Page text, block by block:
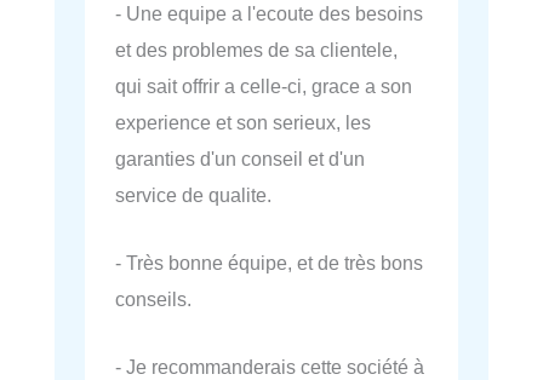
- Une equipe a l'ecoute des besoins
et des problemes de sa clientele,
qui sait offrir a celle-ci, grace a son
experience et son serieux, les
garanties d'un conseil et d'un
service de qualite.
- Très bonne équipe, et de très bons
conseils.
- Je recommanderais cette société à